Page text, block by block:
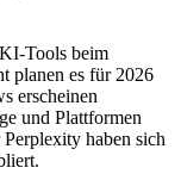
Tools beim
planen es für 2026
erscheinen
und Plattformen
haben sich